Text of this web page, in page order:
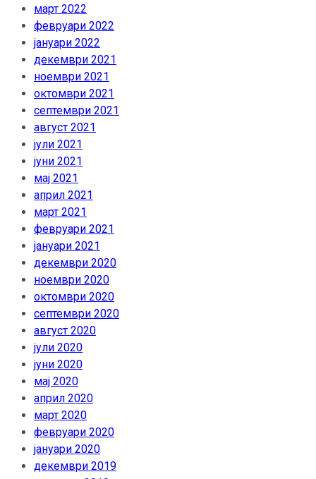
март 2022
февруари 2022
јануари 2022
декември 2021
ноември 2021
октомври 2021
септември 2021
август 2021
јули 2021
јуни 2021
мај 2021
април 2021
март 2021
февруари 2021
јануари 2021
декември 2020
ноември 2020
октомври 2020
септември 2020
август 2020
јули 2020
јуни 2020
мај 2020
април 2020
март 2020
февруари 2020
јануари 2020
декември 2019